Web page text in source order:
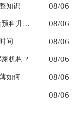
08/06
阿伯丁大学能源地质学26fall预习辅导适合预科升本科吗 08/06
间 08/06
机构？ 08/06
纽卡斯尔大学留学生挂科申诉文书内容单薄如何充实材料 08/06
08/06